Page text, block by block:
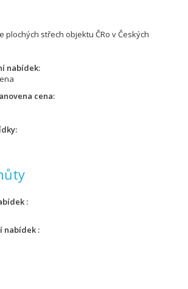
plochých střech objektu ČRo v Českých
nabídek
cena
nabídek